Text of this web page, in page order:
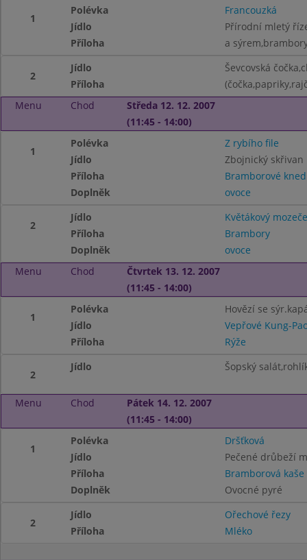
1
Polévka
Francouzká
Jídlo
Přírodní mletý
Příloha
a
2
Jídlo
Ševcovská
Příloha
Menu
Chod
Středa 12. 12. 2007
(11:45 - 14:00)
1
Polévka
Z rybího file
Jídlo
Zbojnický skřivan
Příloha
Bramborové
Doplněk
ovoce
2
Jídlo
Květákový
Příloha
Brambory
Doplněk
ovoce
Menu
Chod
Čtvrtek 13. 12. 2007
(11:45 - 14:00)
1
Polévka
Hovězí se
Jídlo
Vepřové Kung-
Příloha
Rýže
2
Jídlo Šopský
Menu Chod
Pátek 14. 12. 2007
(11:45 - 14:00)
1
Polévka
Dršťková
Jídlo
Pečené drůbeží
Příloha
Bramborová kaše
Doplněk
Ovocné pyré
2
Jídlo
Ořechové řezy
Příloha
Mléko